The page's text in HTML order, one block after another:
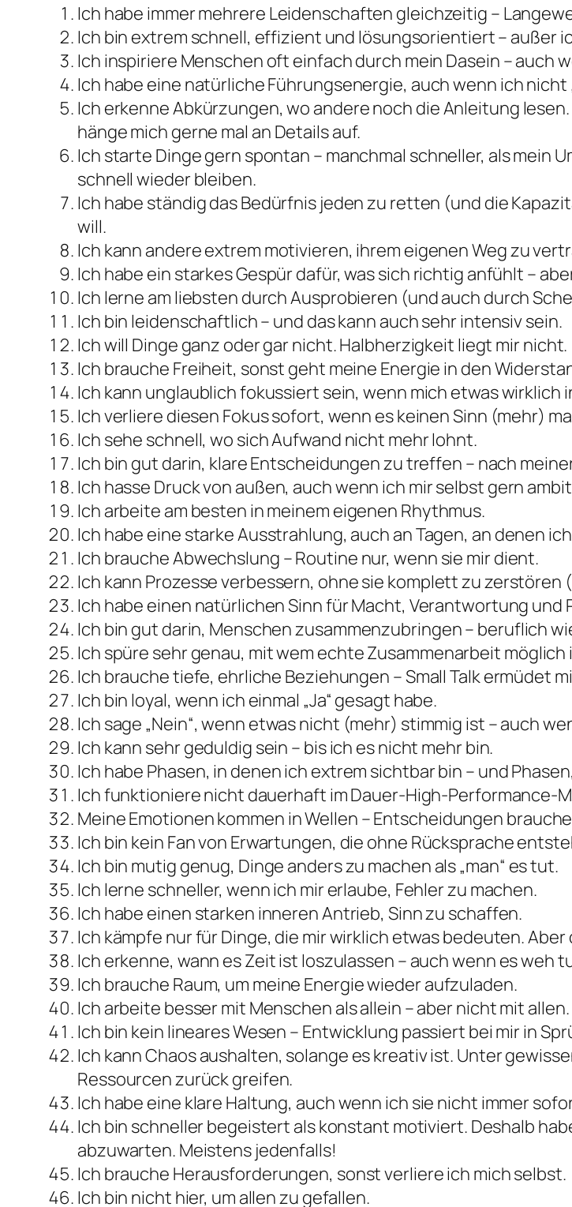
Ich habe immer mehrere Leidenschaften gleichzeitig –
Ich bin extrem schnell, effizient und lösungsorientiert – außer
Ich inspiriere Menschen oft einfach durch mein Dasein – auch
Ich habe eine natürliche Führungsenergie, auch wenn ich nicht
Ich erkenne Abkürzungen, wo andere noch die Anleitung
hänge mich gerne mal an Details auf.
Ich starte Dinge gern spontan – manchmal schneller, als mein
schnell wieder bleiben.
Ich habe ständig das Bedürfnis jeden zu retten (und die
will.
Ich kann andere extrem motivieren, ihrem eigenen Weg zu
Ich habe ein starkes Gespür dafür, was sich richtig anfühlt –
Ich lerne am liebsten durch Ausprobieren (und auch durch
Ich bin leidenschaftlich – und das kann auch sehr intensiv sein.
Ich will Dinge ganz oder gar nicht. Halbherzigkeit liegt mir nicht.
Ich brauche Freiheit, sonst geht meine Energie in den
Ich kann unglaublich fokussiert sein, wenn mich etwas wirklich
Ich verliere diesen Fokus sofort, wenn es keinen Sinn (mehr)
Ich sehe schnell, wo sich Aufwand nicht mehr lohnt.
Ich bin gut darin, klare Entscheidungen zu treffen – nach
Ich hasse Druck von außen, auch wenn ich mir selbst gern
Ich arbeite am besten in meinem eigenen Rhythmus.
Ich habe eine starke Ausstrahlung, auch an Tagen, an denen
Ich brauche Abwechslung – Routine nur, wenn sie mir dient.
Ich kann Prozesse verbessern, ohne sie komplett zu zerstören
Ich habe einen natürlichen Sinn für Macht, Verantwortung und
Ich bin gut darin, Menschen zusammenzubringen – beruflich
Ich spüre sehr genau, mit wem echte Zusammenarbeit möglich
Ich brauche tiefe, ehrliche Beziehungen – Small Talk ermüdet
Ich bin loyal, wenn ich einmal „Ja“ gesagt habe.
Ich sage „Nein“, wenn etwas nicht (mehr) stimmig ist – auch
Ich kann sehr geduldig sein – bis ich es nicht mehr bin.
Ich habe Phasen, in denen ich extrem sichtbar bin – und
Ich funktioniere nicht dauerhaft im Dauer-High-Performance-
Meine Emotionen kommen in Wellen – Entscheidungen
Ich bin kein Fan von Erwartungen, die ohne Rücksprache
Ich bin mutig genug, Dinge anders zu machen als „man“ es tut.
Ich lerne schneller, wenn ich mir erlaube, Fehler zu machen.
Ich habe einen starken inneren Antrieb, Sinn zu schaffen.
Ich kämpfe nur für Dinge, die mir wirklich etwas bedeuten. Aber
Ich erkenne, wann es Zeit ist loszulassen – auch wenn es weh
Ich brauche Raum, um meine Energie wieder aufzuladen.
Ich arbeite besser mit Menschen als allein – aber nicht mit allen.
Ich bin kein lineares Wesen – Entwicklung passiert bei mir in
Ich kann Chaos aushalten, solange es kreativ ist. Unter
Ressourcen zurück greifen.
Ich habe eine klare Haltung, auch wenn ich sie nicht immer
Ich bin schneller begeistert als konstant motiviert. Deshalb
abzuwarten. Meistens jedenfalls!
Ich brauche Herausforderungen, sonst verliere ich mich selbst.
Ich bin nicht hier, um allen zu gefallen.